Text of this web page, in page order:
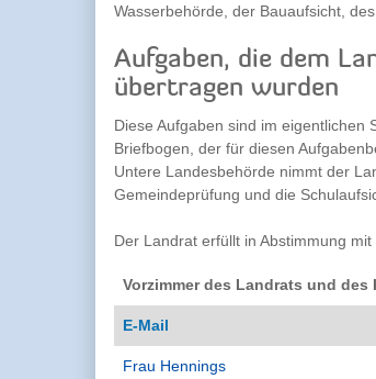
Wasserbehörde, der Bauaufsicht,
Aufgaben, die dem
übertragen wurden
Diese Aufgaben sind im
Briefbogen, der für diesen
Untere Landesbehörde nimmt der
Gemeindeprüfung und die
Der Landrat erfüllt in Abstimmung
Vorzimmer des Landrats und des
E-Mail
Frau Hennings